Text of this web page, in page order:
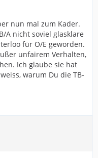
nun mal zum Kader.
A nicht soviel glasklare
für O/E geworden.
unfairem Verhalten,
Ich glaube sie hat
warum Du die TB-